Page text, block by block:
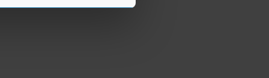
cookiepagina kun je